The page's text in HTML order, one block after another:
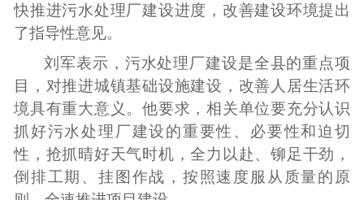
快推进污水处理厂建设进度，改善建设环境提出
了指导性意见。
刘军表示，污水处理厂建设是全县的重点项
目，对推进城镇基础设施建设，改善人居生活环
境具有重大意义。他要求，相关单位要充分认识
抓好污水处理厂建设的重要性、必要性和迫切
性，抢抓晴好天气时机，全力以赴、铆足干劲，
倒排工期、挂图作战，按照速度服从质量的原